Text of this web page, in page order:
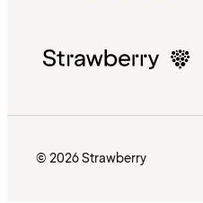
© 2026 Strawberry